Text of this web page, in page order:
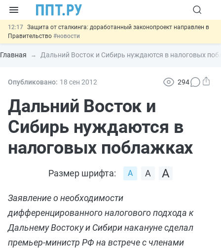
12:17 Защита от сталкинга: доработанный законопроект направлен в
Правительство #новости
11:23 Минпромторг предлагает новые формы сертификата и
декларации о соответствии#новости
00:01
6 августа: важные документы, вступающие в силу сегодня
05.08
Подписан закон об упрощении госзакупок по 44-ФЗ
#новости
Главная Дальний Восток и Сибирь нуждаются в налоговых
Опубликовано: 18 сен 2012 294
Дальний Восток и
Сибирь нуждаются в
налоговых поблажках
Размер шрифта:
Заявление о необходимости
дифференцированного налогового подхода к
Дальнему Востоку и Сибири накануне сделал
премьер-министр РФ на встрече с членами